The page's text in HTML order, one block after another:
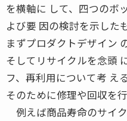
を横軸に して、四つのボ
よび要 因の検討を示した
まずプロダクトデザイン
そしてリサイクルを念頭
フ、再利用について考 え
そのために修理や回収を
例えば商品寿命のサイ